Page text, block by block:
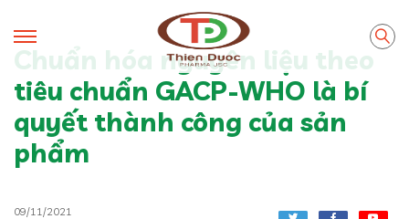
Chuẩn hóa nguyên liệu theo
tiêu chuẩn GACP-WHO là bí
quyết thành công của sản
phẩm
09/11/2021